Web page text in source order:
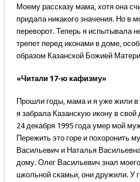
Моему рассказу мама, хотя она
придала никакого значения. Но в
переворот. Теперь я испытывала
трепет перед иконами в доме,
образом Казанской Божией
«Читали 17-ю кафизму»
Прошли годы, мама и я уже жили
я забрала Казанскую икону в свой
24 декабря 1995 года умер мой
Пережить это горе и похоронить
Васильевич и Наталья
дому. Олег Васильевич знал
школьной скамьи, они дружили. У